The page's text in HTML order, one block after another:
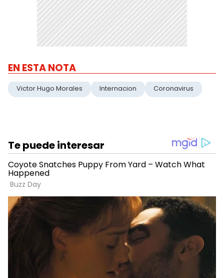
EN ESTA NOTA
Victor Hugo Morales Internacion Coronavirus